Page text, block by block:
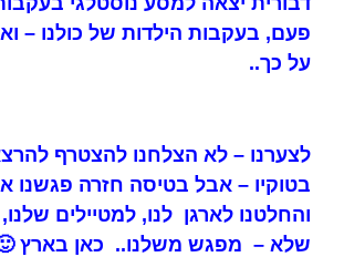
פעם, בעקבות הילדות של כולנו –
על כך..
לצערנו – לא הצלחנו להצטרף
בטוקיו – אבל בטיסה חזרה פגשנו
והחלטנו לארגן לנו, למטיילים
שלא – מפגש משלנו.. כאן בארץ